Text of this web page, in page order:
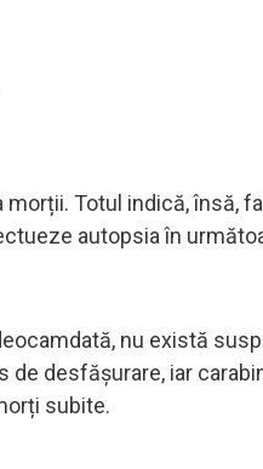
Totul indică, însă,
autopsia în
nu există
desfășurare, iar
subite.